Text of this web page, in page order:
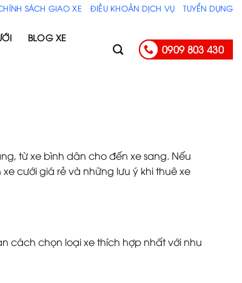
SÁCH GIAO XE ĐIỀU KHOẢN DỊCH VỤ TUYỂN DỤNG
BLOG XE
0909 803 430
từ xe bình dân cho đến xe sang. Nếu
cưới giá rẻ và những lưu ý khi thuê xe
cách chọn loại xe thích hợp nhất với nhu